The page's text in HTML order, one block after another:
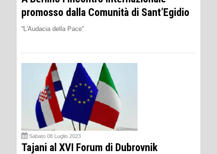
promosso dalla Comunità di Sant’Egidio
''L'Audacia della Pace''
Sabato 08 Luglio 2023
Tajani al XVI Forum di Dubrovnik